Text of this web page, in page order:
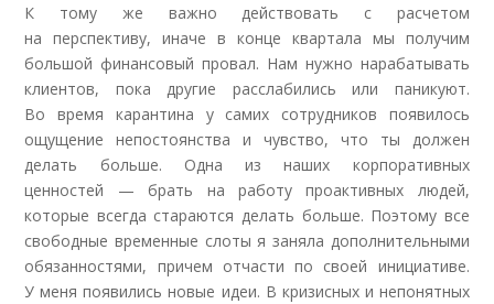
К тому же важно действовать с расчетом
на перспективу, иначе в конце квартала мы получим
большой финансовый провал. Нам нужно нарабатывать
клиентов, пока другие расслабились или паникуют.
Во время карантина у самих сотрудников появилось
ощущение непостоянства и чувство, что ты должен
делать больше. Одна из наших корпоративных
ценностей — брать на работу проактивных людей,
которые всегда стараются делать больше. Поэтому все
свободные временные слоты я заняла дополнительными
обязанностями, причем отчасти по своей инициативе.
У меня появились новые идеи. В кризисных и непонятных